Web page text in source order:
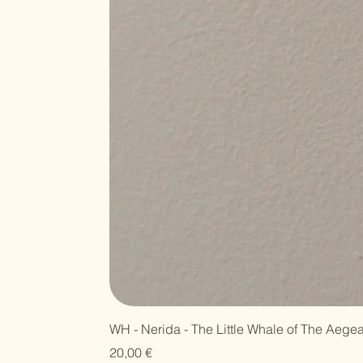
WH - Nerida - The Little Whale of The
Τιμή
20,00 €